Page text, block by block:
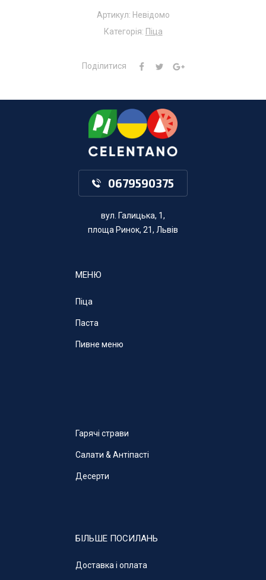
Артикул: Невідомо
Категорія: Піца
Поділитися
0679590375
вул. Галицька, 1,
площа Ринок, 21, Львів
МЕНЮ
Піца
Паста
Пивне меню
Гарячі страви
Салати & Антіпасті
Десерти
БІЛЬШЕ ПОСИЛАНЬ
Доставка і оплата